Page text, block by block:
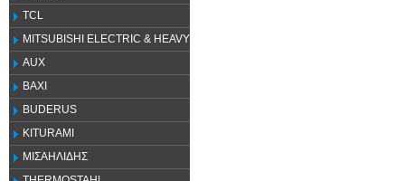
TCL
MITSUBISHI ELECTRIC & HEAVY
AUX
ΒΑΧΙ
BUDERUS
KITURAMI
ΜΙΣΑΗΛΙΔΗΣ